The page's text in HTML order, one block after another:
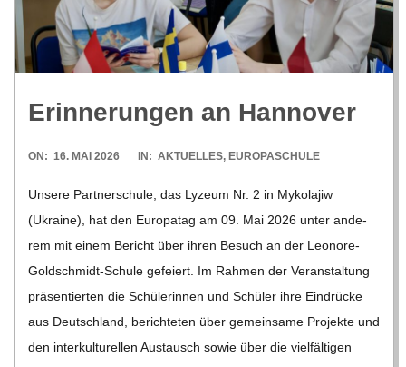
R
E
-
G
O
L
D
Erin­ne­run­gen an Hannover
2026-
ON: 16. MAI 2026 IN: AKTUELLES, EUROPASCHULE
Unsere Part­ner­schule, das Lyzeum Nr. 2 in Myko­la­jiw
(Ukraine), hat den Euro­pa­tag am 09. Mai 2026 unter ande­
rem mit einem Bericht über ihren Besuch an der Leo­­nore-
Gol­d­­schmidt-Schule gefei­ert. Im Rah­men der Ver­an­stal­tung
prä­sen­tier­ten die Schü­le­rin­nen und Schü­ler ihre Ein­drü­cke
aus Deutsch­land, berich­te­ten über gemein­same Pro­jekte und
den inter­kul­tu­rel­len Aus­tausch sowie über die viel­fäl­ti­gen